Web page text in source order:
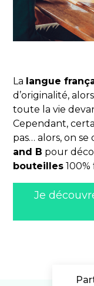
La langue
d’originalité,
toute la vie
Cependant,
pas… alors, on
and B pour
bouteilles 100%
Je